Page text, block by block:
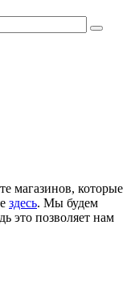
магазинов, которые
здесь. Мы будем
это позволяет нам